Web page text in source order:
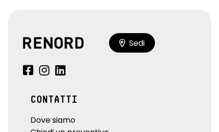
Sedi
CONTATTI
Dove siamo